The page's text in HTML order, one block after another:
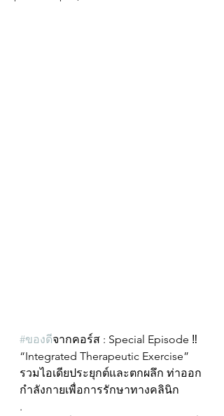
#ของดีจากคอร์ส : Special Episode ‼️
“Integrated Therapeutic Exercise”
รวมไอเดียประยุกต์และตกผลึก ท่าออก
กำลังกายเพื่อการรักษาทางคลินิก
.